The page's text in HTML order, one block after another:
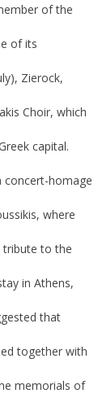
of the
of its
Zierock,
Choir, which
capital.
concert-homage
where
tribute to the
in Athens,
that
together with
memorials of